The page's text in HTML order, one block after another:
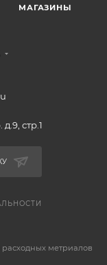
МАГАЗИНЫ
стр.1
метриалов